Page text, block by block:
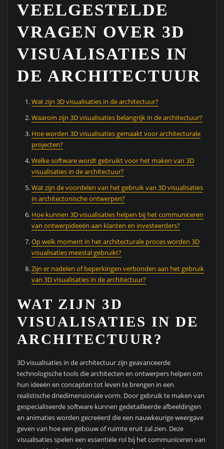
VEELGESTELDE
VRAGEN OVER 3D
VISUALISATIES IN
DE ARCHITECTUUR
Wat zijn 3D visualisaties in de architectuur?
Waarom zijn 3D visualisaties belangrijk in de architectuur?
Hoe worden 3D visualisaties gemaakt voor architecturale
projecten?
Welke software wordt gebruikt voor het maken van 3D
visualisaties in de architectuur?
Wat zijn de voordelen van het gebruik van 3D visualisaties
in architectonische ontwerpen?
Hoe kunnen 3D visualisaties helpen bij het communiceren
van ontwerpideeën aan klanten en investeerders?
Op welk moment in het architecturale proces worden 3D
visualisaties meestal gebruikt?
Zijn er nadelen of beperkingen verbonden aan het gebruik
van 3D visualisaties in de architectuur?
WAT ZIJN 3D
VISUALISATIES IN DE
ARCHITECTUUR?
3D visualisaties in de architectuur zijn geavanceerde
technologische tools die architecten en ontwerpers helpen om
hun ideeën en concepten tot leven te brengen in een
realistische driedimensionale vorm. Door gebruik te maken van
gespecialiseerde software kunnen gedetailleerde afbeeldingen
en animaties worden gecreëerd die een nauwkeurige weergave
geven van hoe een gebouw of ruimte eruit zal zien. Deze
visualisaties spelen een essentiële rol bij het communiceren van